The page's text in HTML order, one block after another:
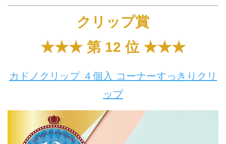
クリップ賞
★★★ 第 12 位 ★★★
カドノクリップ ４個入 コーナーすっきりクリ
ップ